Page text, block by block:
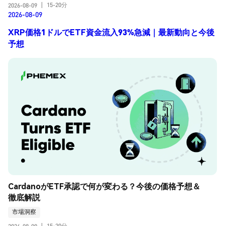
2026-08-09
15-20分
2026-08-09
XRP価格1ドルでETF資金流入93%急減｜最新動向と今後
予想
CardanoがETF承認で何が変わる？今後の価格予想＆
徹底解説
市場洞察